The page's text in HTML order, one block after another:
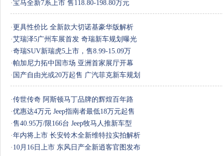
·宝马全新7系上市 售118.80-198.80万元
· 更具性价比 全新款大切诺基豪华版解析
·艾瑞泽5广州车展首发 奇瑞新车规划曝光
·奇瑞SUV新瑞虎5上市，售8.99-15.09万
·帕加尼力拓中国市场 亚洲首家展厅开幕
· 国产自由光或20万起售 广汽菲克新车规划
·传世传奇 阿斯顿马丁品牌的辉煌百年路
·优惠达4万元 Jeep指南者最低18万元起售
·售40.95万/限166台 Jeep牧马人推新车型
·年内将上市 长安铃木全新维特拉实拍解析
· 10月16日上市 东风日产全新逍客官图发布